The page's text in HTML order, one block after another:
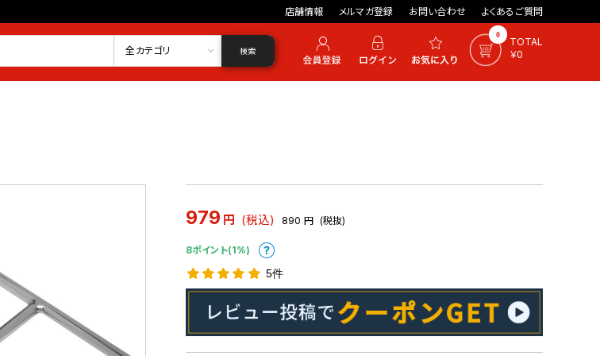
店舗情報 メルマガ登録 お問い合わせ よくあるご質問
お気に入り 0
TOTAL
￥0
全カテゴリ 検索
979 円 (税込) 890 円 (税抜)
8ポイント(1%)
5件